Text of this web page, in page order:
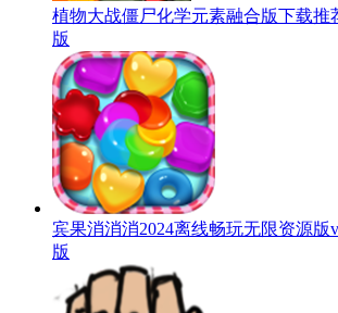
植物大战僵尸化学元素融合版下载推
版
宾果消消消2024离线畅玩无限资源版
版